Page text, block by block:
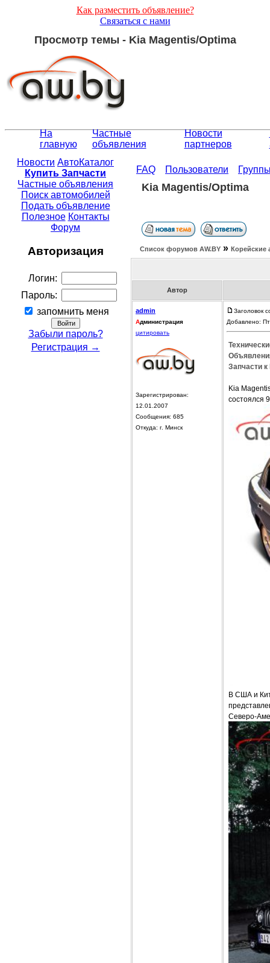
Как разместить объявление?
Связаться с нами
Просмотр темы - Kia Magentis/Optima
На
главную
Частные
объявления
Новости
партнеров
Новости АвтоКаталог
Купить Запчасти
Частные объявления
Поиск автомобилей
Подать объявление
Полезное Контакты
Форум
Авторизация
Логин:
Пароль:
запомнить меня
Забыли пароль?
Регистрация →
FAQ Пользователи
Kia Magentis/Optima
Список форумов АW.BY » Корейские
Автор
admin
Администрация
цитировать
Зарегистрирован:
12.01.2007
Сообщения: 685
Откуда: г. Минск
Заголовок
Добавлено:
Запчасти
Kia
состоялся
В США и
Северо-